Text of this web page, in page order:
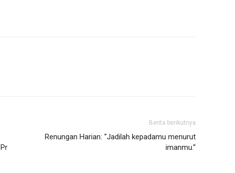
Berita berikutnya
Renungan Harian: “Jadilah kepadamu menurut
imanmu.”